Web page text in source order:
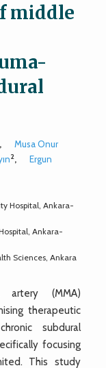
middle
,
Musa Onur
2,
Ergun
Hospital, Ankara-
Ankara-
Sciences, Ankara
artery (MMA)
therapeutic
subdural
focusing
This study